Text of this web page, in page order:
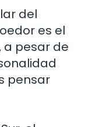
del
es el
a pesar de
pensar